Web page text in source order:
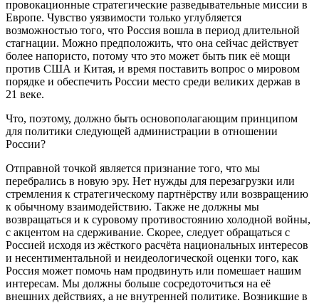
провокационные стратегические разведывательные миссии в
Европе. Чувство уязвимости только углубляется
возможностью того, что Россия вошла в период длительной
стагнации. Можно предположить, что она сейчас действует
более напористо, потому что это может быть пик её мощи
против США и Китая, и время поставить вопрос о мировом
порядке и обеспечить России место среди великих держав в
21 веке.
Что, поэтому, должно быть основополагающим принципом
для политики следующей администрации в отношении
России?
Отправной точкой является признание того, что мы
перебрались в новую эру. Нет нужды для перезагрузки или
стремления к стратегическому партнёрству или возвращению
к обычному взаимодействию. Также не должны мы
возвращаться и к суровому противостоянию холодной войны,
с акцентом на сдерживание. Скорее, следует обращаться с
Россией исходя из жёсткого расчёта национальных интересов
и несентиментальной и неидеологической оценки того, как
Россия может помочь нам продвинуть или помешает нашим
интересам. Мы должны больше сосредоточиться на её
внешних действиях, а не внутренней политике. Возникшие в